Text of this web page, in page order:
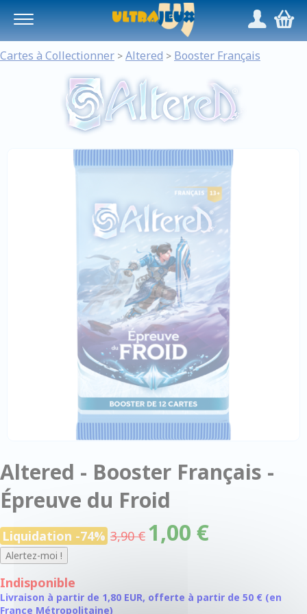
/,
Cartes à Collectionner > Altered > Booster Français
Altered - Booster Français -
Épreuve du Froid
Liquidation -74% 3,90 € 1,00 €
Indisponible
Livraison à partir de 1,80 EUR, offerte à partir de 50 € (en
France Métropolitaine)